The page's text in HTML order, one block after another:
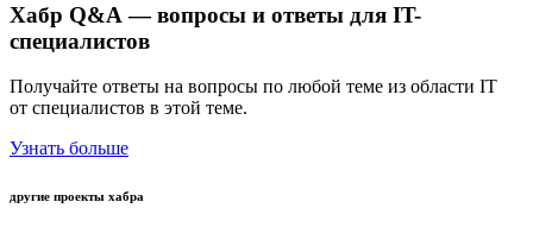
Хабр Q&A — вопросы и ответы для IT-
специалистов
Получайте ответы на вопросы по любой теме из области IT
от специалистов в этой теме.
Узнать больше
другие проекты хабра